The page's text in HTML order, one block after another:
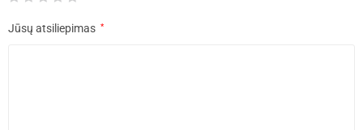
Jūsų atsiliepimas *